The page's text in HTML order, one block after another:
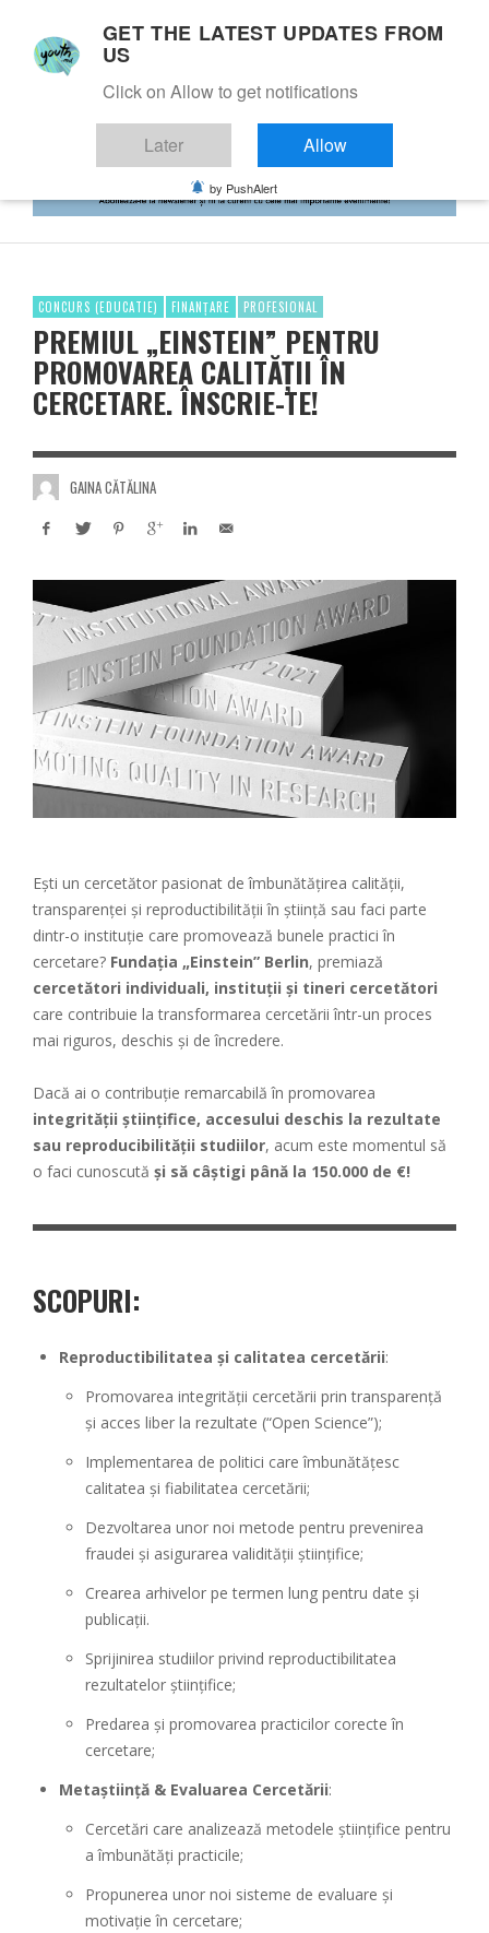
CONCURS (EDUCATIE) FINANȚARE PROFESIONAL
PREMIUL „EINSTEIN” PENTRU
PROMOVAREA CALITĂȚII ÎN
CERCETARE. ÎNSCRIE-TE!
GAINA CĂTĂLINA
Ești un cercetător pasionat de îmbunătățirea calității,
transparenței și reproductibilității în știință sau faci parte
dintr-o instituție care promovează bunele practici în
cercetare? Fundația „Einstein” Berlin, premiază
cercetători individuali, instituții și tineri cercetători
care contribuie la transformarea cercetării într-un proces
mai riguros, deschis și de încredere.
Dacă ai o contribuție remarcabilă în promovarea
integrității științifice, accesului deschis la rezultate
sau reproducibilității studiilor, acum este momentul să
o faci cunoscută și să câștigi până la 150.000 de €!
SCOPURI:
Reproductibilitatea și calitatea cercetării:
Promovarea integrității cercetării prin transparență
și acces liber la rezultate (“Open Science”);
Implementarea de politici care îmbunătățesc
calitatea și fiabilitatea cercetării;
Dezvoltarea unor noi metode pentru prevenirea
fraudei și asigurarea validității științifice;
Crearea arhivelor pe termen lung pentru date și
publicații.
Sprijinirea studiilor privind reproductibilitatea
rezultatelor științifice;
Predarea și promovarea practicilor corecte în
cercetare;
Metaștiință & Evaluarea Cercetării:
Cercetări care analizează metodele științifice pentru
a îmbunătăți practicile;
Propunerea unor noi sisteme de evaluare și
motivație în cercetare;
GET THE LATEST UPDATES FROM
US
Click on Allow to get notifications
Later Allow
by PushAlert